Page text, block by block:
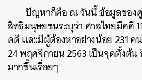
ปัญหาก็คือ ณ วันนี้ ข้อมูลของ
สิทธิมนุษยชนระบุว่า ศาลไทยมีคดี
คดี และมีผู้ต้องหาอย่างน้อย 231
24 พฤศจิกายน 2563 เป็นจุดตั้งต้น
มากขึ้นเรื่อยๆ